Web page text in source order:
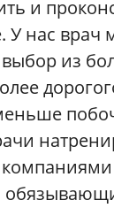
и
У нас врач
из